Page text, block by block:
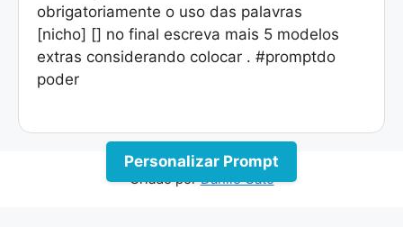
obrigatoriamente o uso das palavras
[nicho] [] no final escreva mais 5 modelos
extras considerando colocar . #promptdo
poder
Personalizar Prompt
Criado porDanilo Gato